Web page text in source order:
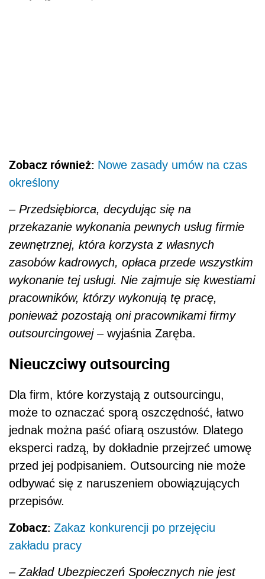
Zobacz również: Nowe zasady umów na czas
określony
– Przedsiębiorca, decydując się na
przekazanie wykonania pewnych usług firmie
zewnętrznej, która korzysta z własnych
zasobów kadrowych, opłaca przede wszystkim
wykonanie tej usługi. Nie zajmuje się kwestiami
pracowników, którzy wykonują tę pracę,
ponieważ pozostają oni pracownikami firmy
outsourcingowej – wyjaśnia Zaręba.
Nieuczciwy outsourcing
Dla firm, które korzystają z outsourcingu,
może to oznaczać sporą oszczędność, łatwo
jednak można paść ofiarą oszustów. Dlatego
eksperci radzą, by dokładnie przejrzeć umowę
przed jej podpisaniem. Outsourcing nie może
odbywać się z naruszeniem obowiązujących
przepisów.
Zobacz: Zakaz konkurencji po przejęciu
zakładu pracy
–Zakład Ubezpieczeń Społecznych nie jest